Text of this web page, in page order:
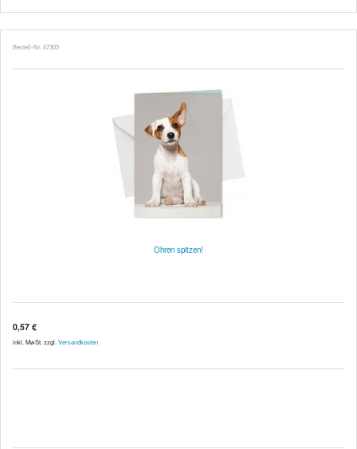
Bestell-Nr. 47303
Ohren spitzen!
0,57 €
inkl. MwSt. zzgl. Versandkosten